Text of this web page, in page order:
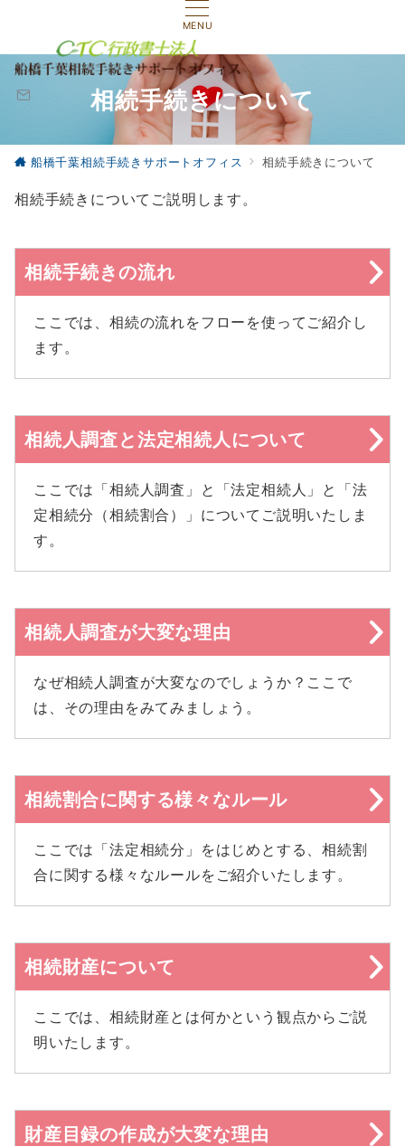
MENU
相続手続きについて
船橋千葉相続手続きサポートオフィス 相続手続きについて
相続手続きについてご説明します。
相続手続きの流れ
ここでは、相続の流れをフローを使ってご紹介し
ます。
相続人調査と法定相続人について
ここでは「相続人調査」と「法定相続人」と「法
定相続分（相続割合）」についてご説明いたしま
す。
相続人調査が大変な理由
なぜ相続人調査が大変なのでしょうか？ここで
は、その理由をみてみましょう。
相続割合に関する様々なルール
ここでは「法定相続分」をはじめとする、相続割
合に関する様々なルールをご紹介いたします。
相続財産について
ここでは、相続財産とは何かという観点からご説
明いたします。
財産目録の作成が大変な理由